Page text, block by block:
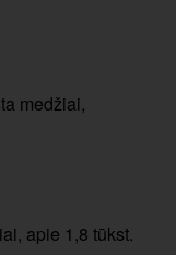
medžiai,
apie 1,8 tūkst.